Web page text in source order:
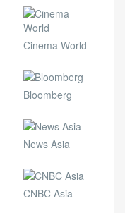
Cinema World
Bloomberg
News Asia
CNBC Asia